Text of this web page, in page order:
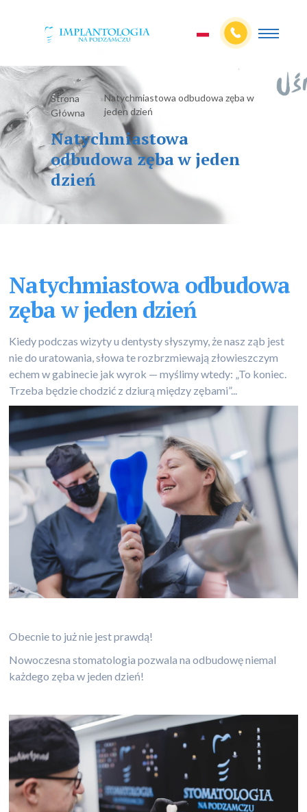
Strona
Główna
»Natychmiastowa odbudowa zęba w
jeden dzień
Natychmiastowa
odbudowa zęba w jeden
dzień
Natychmiastowa odbudowa
zęba w jeden dzień
Kiedy podczas wizyty u dentysty słyszymy, że nasz ząb jest
nie do uratowania, słowa te rozbrzmiewają złowieszczym
echem w gabinecie jak wyrok — myślimy wtedy: „To koniec.
Trzeba będzie chodzić z dziurą między zębami”...
Obecnie to już nie jest prawdą!
Nowoczesna stomatologia pozwala na odbudowę niemal
każdego zęba w jeden dzień!